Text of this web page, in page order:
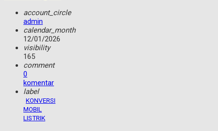
account_circle
admin
calendar_month
12/01/2026
visibility
165
comment
0
komentar
label
KONVERSI
MOBIL
LISTRIK